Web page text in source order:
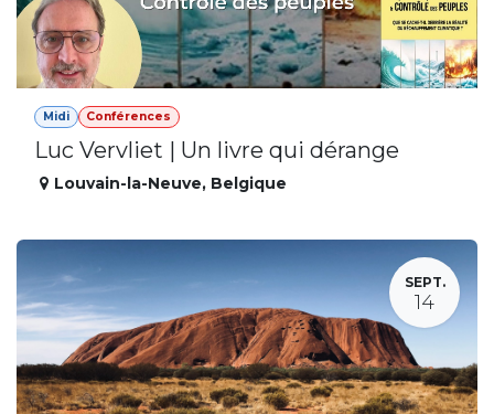
Midi Conférences
Luc Vervliet | Un livre qui dérange
Louvain-la-Neuve, Belgique
SEPT.
14